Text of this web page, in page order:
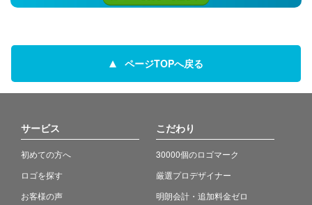
ページTOPへ戻る
サービス
初めての方へ
ロゴを探す
お客様の声
こだわり
30000個のロゴマーク
厳選プロデザイナー
明朗会計・追加料金ゼロ